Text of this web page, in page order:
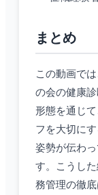
まとめ
この動画で
の会の健康
形態を通じ
フを大切に
姿勢が伝わっ
す。こうし
務管理の徹